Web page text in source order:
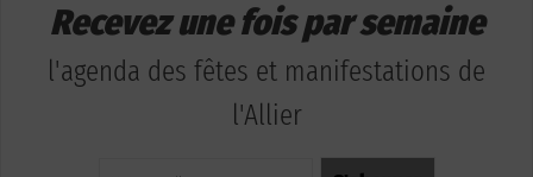
Recevez une fois par semaine
l'agenda des fêtes et manifestations de
l'Allier